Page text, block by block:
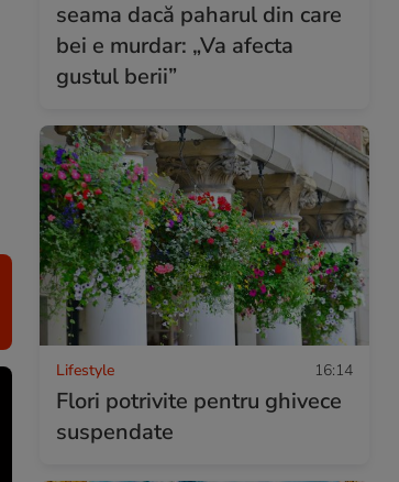
seama dacă paharul din care
bei e murdar: „Va afecta
gustul berii”
Lifestyle 16:14
Flori potrivite pentru ghivece
suspendate